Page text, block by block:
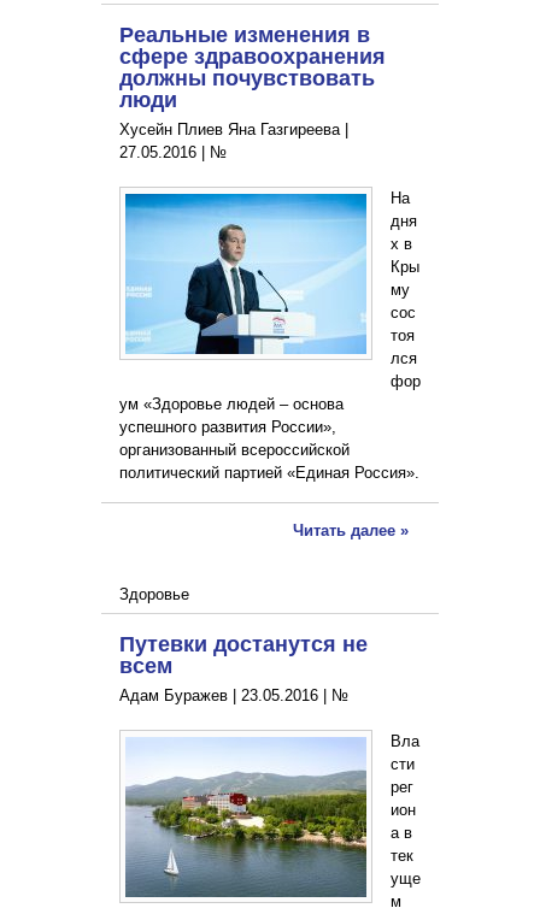
Реальные изменения в
сфере здравоохранения
должны почувствовать
люди
Хусейн Плиев Яна Газгиреева |
27.05.2016
№
На
дня
х в
Кры
му
сос
тоя
лся
фор
ум «Здоровье людей – основа
успешного развития России»,
организованный всероссийской
политический партией «Единая Россия».
Читать далее »
Здоровье
Путевки достанутся не
всем
Адам Буражев | 23.05.2016 №
Вла
сти
рег
ион
а в
тек
уще
м